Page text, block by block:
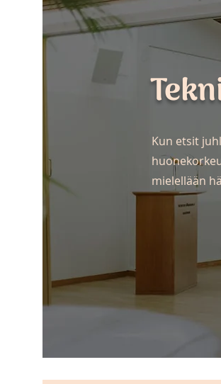
Kun etsit
mielellään